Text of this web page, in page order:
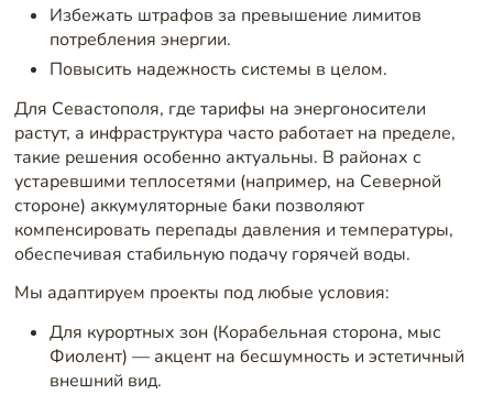
Избежать штрафов за превышение лимитов
потребления энергии.
Повысить надежность системы в целом.
Для Севастополя, где тарифы на энергоносители
растут, а инфраструктура часто работает на пределе,
такие решения особенно актуальны. В районах с
устаревшими теплосетями (например, на Северной
стороне) аккумуляторные баки позволяют
компенсировать перепады давления и температуры,
обеспечивая стабильную подачу горячей воды.
Мы адаптируем проекты под любые условия:
Для курортных зон (Корабельная сторона, мыс
Фиолент) — акцент на бесшумность и эстетичный
внешний вид.